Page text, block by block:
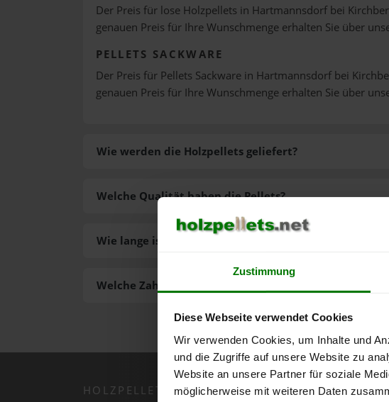
Zustimmung
Diese Webseite verwendet Cookies
Wir verwenden Cookies, um Inhalte und
und die Zugriffe auf unsere Website zu
Website an unsere Partner für soziale
möglicherweise mit weiteren Daten
Der Preis für lose Holzpellets in Hartmannsdorf bei
genauen Preis für Ihre Wunschmenge erhalten Sie über
PELLETS SACKWARE
Der Preis für Pellets Sackware in Hartmannsdorf bei
genauen Preis für Ihre Wunschmenge erhalten Sie über
Wie werden die Holzpellets geliefert?
Welche Zahlungsarten gibt es?
Welche Qualität haben die Pellets?
Wie lange ist die Lieferzeit der Pellets?
HOLZPELLETS.NET APP